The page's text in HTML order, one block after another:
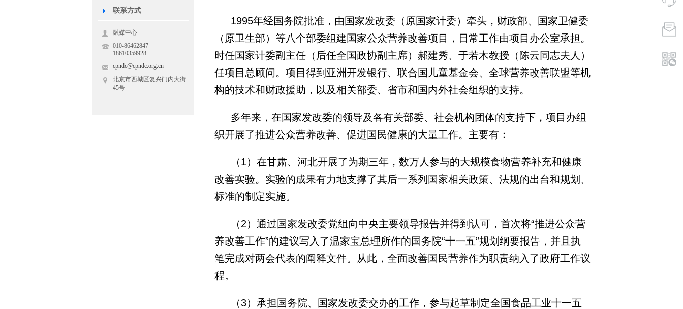
联系方式
融媒中心
010-86462847
18610359928
cpndc@cpndc.org.cn
北京市西城区复兴门内大街
45号
1995年经国务院批准，由国家发改委（原国家计委）牵头，财政部、国家卫健委
（原卫生部）等八个部委组建国家公众营养改善项目，日常工作由项目办公室承担。
时任国家计委副主任（后任全国政协副主席）郝建秀、于若木教授（陈云同志夫人）
任项目总顾问。项目得到亚洲开发银行、联合国儿童基金会、全球营养改善联盟等机
构的技术和财政援助，以及相关部委、省市和国内外社会组织的支持。
多年来，在国家发改委的领导及各有关部委、社会机构团体的支持下，项目办组
织开展了推进公众营养改善、促进国民健康的大量工作。主要有：
（1）在甘肃、河北开展了为期三年，数万人参与的大规模食物营养补充和健康
改善实验。实验的成果有力地支撑了其后一系列国家相关政策、法规的出台和规划、
标准的制定实施。
（2）通过国家发改委党组向中央主要领导报告并得到认可，首次将“推进公众营
养改善工作”的建议写入了温家宝总理所作的国务院“十一五”规划纲要报告，并且执
笔完成对两会代表的阐释文件。从此，全面改善国民营养作为职责纳入了政府工作议
程。
（3）承担国务院、国家发改委交办的工作，参与起草制定全国食品工业十一五